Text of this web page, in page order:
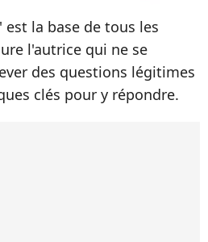
la base de tous les
l'autrice qui ne se
des questions légitimes
clés pour y répondre.